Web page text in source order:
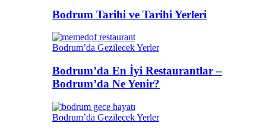
Bodrum Tarihi ve Tarihi Yerleri
Bodrum’da Gezilecek Yerler
Bodrum’da En İyi Restaurantlar –
Bodrum’da Ne Yenir?
Bodrum’da Gezilecek Yerler